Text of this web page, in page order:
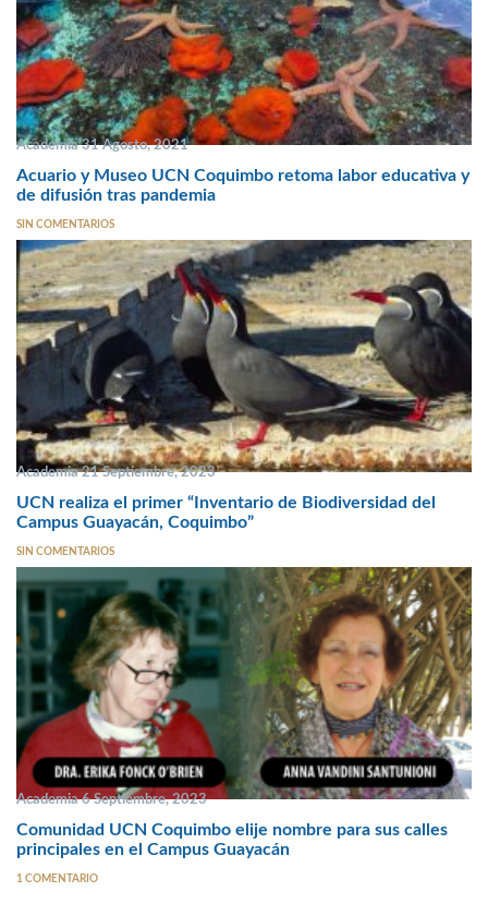
Academia 31 Agosto, 2021
Acuario y Museo UCN Coquimbo retoma labor educativa y
de difusión tras pandemia
SIN COMENTARIOS
Academia 21 Septiembre, 2023
UCN realiza el primer “Inventario de Biodiversidad del
Campus Guayacán, Coquimbo”
SIN COMENTARIOS
Academia 6 Septiembre, 2023
Comunidad UCN Coquimbo elije nombre para sus calles
principales en el Campus Guayacán
1 COMENTARIO